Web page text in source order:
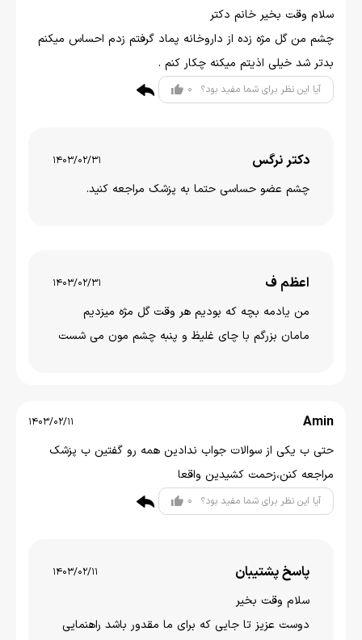
سلام وقت بخیر خانم دکتر
چشم من گل مژه زده از داروخانه پماد گرفتم زدم احساس میکنم
بدتر شد خیلی اذیتم میکنه چکار کنم .
آیا این نظر برای شما مفید بود؟ 0
دکتر نرگس 1403/02/31
چشم عضو حساسی حتما به پزشک مراجعه کنید.
اعظم ف 1403/02/31
من یادمه بچه که بودیم هر وقت گل مژه میزدیم
مامان بزرگم با چای غلیظ و پنبه چشم مون می شست
Amin
1403/02/11
حتی ب یکی از سوالات جواب ندادین همه رو گفتین ب پزشک
مراجعه کنن،زحمت کشیدین واقعا
آیا این نظر برای شما مفید بود؟ 0
پاسخ پشتیبان 1403/02/11
سلام وقت بخیر
دوست عزیز تا جایی که برای ما مقدور باشد راهنمایی